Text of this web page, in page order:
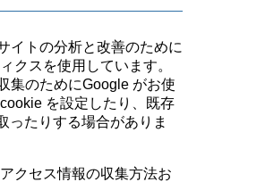
イトの分析と改善のために
クスを使用しています。
集のためにGoogle がお使
を設定したり、既存
ったりする場合がありま
クセス情報の収集方法お